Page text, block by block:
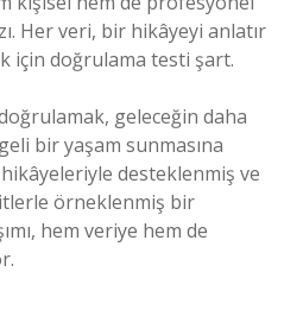
Her veri, bir hikâyeyi anlatır
için doğrulama testi şart.
geleceğin daha
bir yaşam sunmasına
hikâyeleriyle desteklenmiş ve
örneklenmiş bir
hem veriye hem de